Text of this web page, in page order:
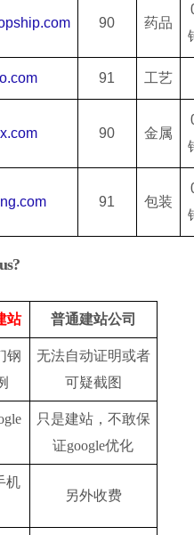
90 药品
91 工艺
90 金属
91 包装
站 普通建站公司
钢
无法自动证明或者
可疑截图
只是建站，不敢保
证google优化
机
另外收费